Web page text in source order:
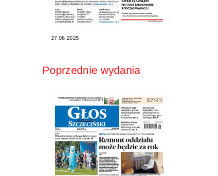
27.06.2025
Poprzednie wydania